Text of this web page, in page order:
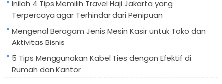
Inilah 4 Tips Memilih Travel Haji Jakarta yang
Terpercaya agar Terhindar dari Penipuan
Mengenal Beragam Jenis Mesin Kasir untuk Toko dan
Aktivitas Bisnis
5 Tips Menggunakan Kabel Ties dengan Efektif di
Rumah dan Kantor